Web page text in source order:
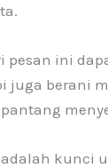
pesan ini
berani
kunci